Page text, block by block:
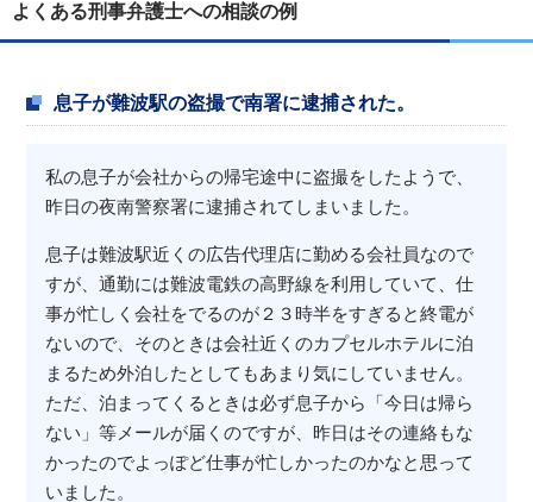
よくある刑事弁護士への相談の例
息子が難波駅の盗撮で南署に逮捕された。
私の息子が会社からの帰宅途中に盗撮をしたようで、
昨日の夜南警察署に逮捕されてしまいました。
息子は難波駅近くの広告代理店に勤める会社員なので
すが、通勤には難波電鉄の高野線を利用していて、仕
事が忙しく会社をでるのが２３時半をすぎると終電が
ないので、そのときは会社近くのカプセルホテルに泊
まるため外泊したとしてもあまり気にしていません。
ただ、泊まってくるときは必ず息子から「今日は帰ら
ない」等メールが届くのですが、昨日はその連絡もな
かったのでよっぽど仕事が忙しかったのかなと思って
いました。